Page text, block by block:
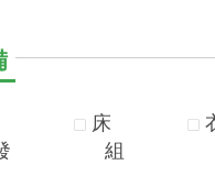
床
組